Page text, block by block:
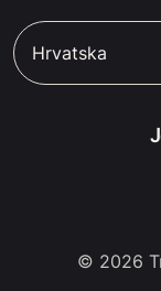
Hrvatska
© 2026